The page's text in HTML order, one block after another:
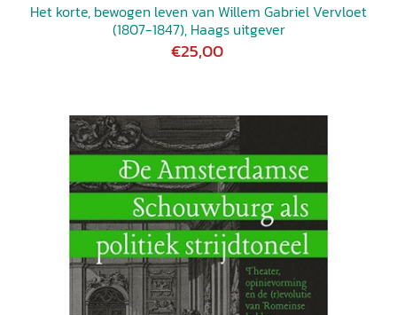
Het korte, bewogen leven van Willem Gabriel Vervloet
(1807-1847), Haags uitgever
€25,00